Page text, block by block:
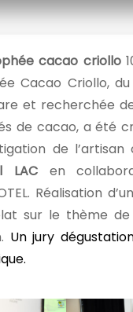
cacao criollo
Cacao Criollo,
et recherchée
de cacao, a été
de
LACen
Réalisation
sur le thème
Un jury